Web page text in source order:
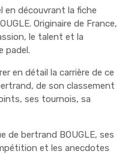
en découvrant la fiche
Originaire de France,
le talent et la
padel.
en détail la carrière de ce
de son classement
ses tournois, sa
de bertrand BOUGLE, ses
et les anecdotes